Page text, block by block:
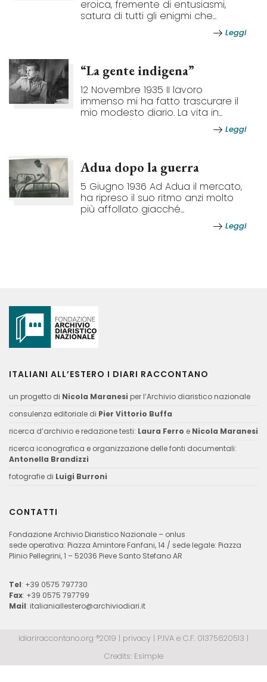
eroica, fremente di entusiasmi,
satura di tutti gli enigmi che...
Leggi
“La gente indigena”
12 Novembre 1935 II lavoro
immenso mi ha fatto trascurare il
mio modesto diario. La vita in...
Leggi
Adua dopo la guerra
5 Giugno 1936 Ad Adua il mercato,
ha ripreso il suo ritmo anzi molto
più affollato giacché...
Leggi
ITALIANI ALL’ESTERO I DIARI RACCONTANO
un progetto di Nicola Maranesi per l’Archivio diaristico nazionale
consulenza editoriale di Pier Vittorio Buffa
ricerca d’archivio e redazione testi: Laura Ferro e Nicola Maranesi
ricerca iconografica e organizzazione delle fonti documentali:
Antonella Brandizzi
fotografie di Luigi Burroni
CONTATTI
Fondazione Archivio Diaristico Nazionale – onlus
sede operativa: Piazza Amintore Fanfani, 14 / sede legale: Piazza
Plinio Pellegrini, 1 – 52036 Pieve Santo Stefano AR
Tel: +39 0575 797730
Fax: +39 0575 797799
Mail: italianiallestero@archiviodiari.it
idiariraccontano.org ®2019 | privacy | P.IVA e C.F. 01375620513 |
Credits: Esimple